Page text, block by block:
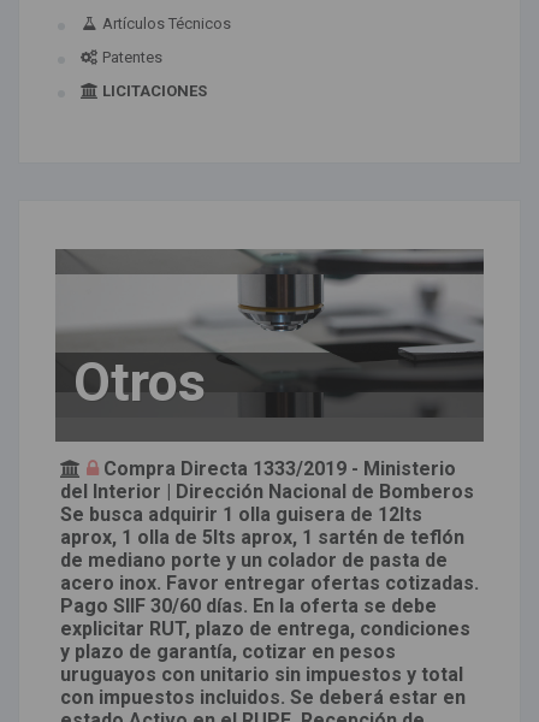
Artículos Técnicos
Patentes
LICITACIONES
Otros
Compra Directa 1333/2019 - Ministerio
del Interior | Dirección Nacional de Bomberos
Se busca adquirir 1 olla guisera de 12lts
aprox, 1 olla de 5lts aprox, 1 sartén de teflón
de mediano porte y un colador de pasta de
acero inox. Favor entregar ofertas cotizadas.
Pago SIIF 30/60 días. En la oferta se debe
explicitar RUT, plazo de entrega, condiciones
y plazo de garantía, cotizar en pesos
uruguayos con unitario sin impuestos y total
con impuestos incluidos. Se deberá estar en